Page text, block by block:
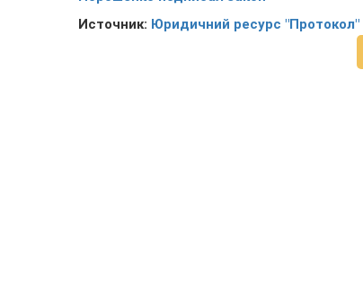
Источник: Юридичний ресурс "Протокол"